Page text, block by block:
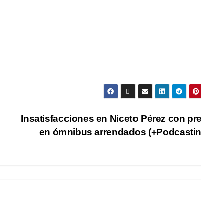
Insatisfacciones en Niceto Pérez con
en ómnibus arrendados